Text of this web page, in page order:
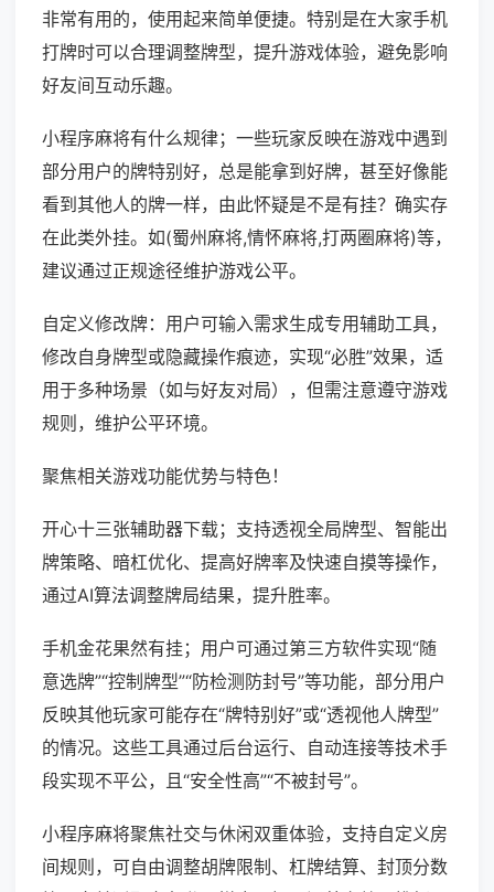
非常有用的，使用起来简单便捷。特别是在大家手机
打牌时可以合理调整牌型，提升游戏体验，避免影响
好友间互动乐趣。
小程序麻将有什么规律；一些玩家反映在游戏中遇到
部分用户的牌特别好，总是能拿到好牌，甚至好像能
看到其他人的牌一样，由此怀疑是不是有挂？确实存
在此类外挂。如(蜀州麻将,情怀麻将,打两圈麻将)等，
建议通过正规途径维护游戏公平。
自定义修改牌：用户可输入需求生成专用辅助工具，
修改自身牌型或隐藏操作痕迹，实现“必胜”效果，适
用于多种场景（如与好友对局），但需注意遵守游戏
规则，维护公平环境。
聚焦相关游戏功能优势与特色！
开心十三张辅助器下载；支持透视全局牌型、智能出
牌策略、暗杠优化、提高好牌率及快速自摸等操作，
通过AI算法调整牌局结果，提升胜率。
手机金花果然有挂；用户可通过第三方软件实现“随
意选牌”“控制牌型”“防检测防封号”等功能，部分用户
反映其他玩家可能存在“牌特别好”或“透视他人牌型”
的情况。这些工具通过后台运行、自动连接等技术手
段实现不平公，且“安全性高”“不被封号”。
小程序麻将聚焦社交与休闲双重体验，支持自定义房
间规则，可自由调整胡牌限制、杠牌结算、封顶分数